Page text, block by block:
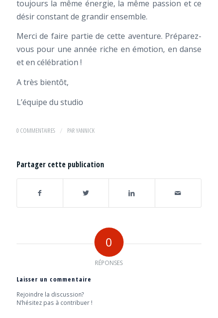
toujours la même énergie, la même passion et ce
désir constant de grandir ensemble.
Merci de faire partie de cette aventure. Préparez-
vous pour une année riche en émotion, en danse
et en célébration !
A très bientôt,
L’équipe du studio
0 COMMENTAIRES / PARYANNICK
Partager cette publication
0
RÉPONSES
Laisser un commentaire
Rejoindre la discussion?
N’hésitez pas à contribuer !